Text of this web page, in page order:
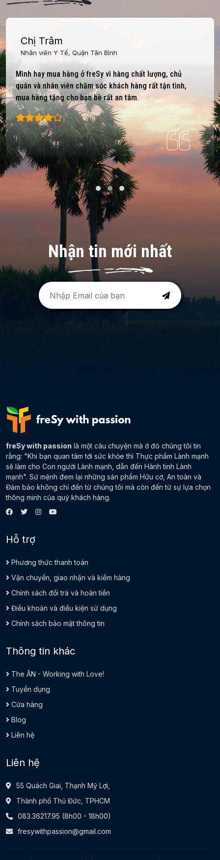
Chị Trâm
Nhân viên Y Tế, Quận Tân Bình
Mình hay mua hàng ở freSy vì hàng chất lượng, chủ
quán và nhân viên chăm sóc khách hàng rất tận tình,
mua hàng tặng cho bạn bè rất an tâm.
Nhận tin mới nhất
freSy with passion là một câu chuyện mà ở đó chúng tôi tin
rằng: "Khi bạn quan tâm tới sức khỏe thì Thực phẩm Lành mạnh
sẽ làm cho Con người Lành mạnh, dẫn đến Hành tinh Lành
mạnh". Sứ mệnh đem lại những sản phẩm Hữu cơ, An toàn và
Đảm bảo không chỉ đến từ chúng tôi mà còn đến từ sự lựa chọn
thông minh của quý khách hàng.
Hỗ trợ
Phương thức thanh toán
Vận chuyển, giao nhận và kiểm hàng
Chính sách đổi trả và hoàn tiền
Điều khoản và điều kiện sử dụng
Chính sách bảo mật thông tin
Thông tin khác
The ÂN - Working with Love!
Tuyển dụng
Cửa hàng
Blog
Liên hệ
Liên hệ
55 Quách Giai, Thạnh Mỹ Lợi,
Thành phố Thủ Đức, TPHCM
083.36217.95 (8h00 - 18h00)
fresywithpassion@gmail.com